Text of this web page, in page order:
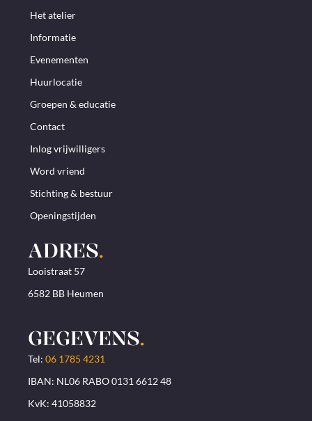
Het atelier
Informatie
Evenementen
Huurlocatie
Groepen & educatie
Contact
Inlog vrijwilligers
Word vriend
Stichting & bestuur
Openingstijden
ADRES.
Looistraat 57
6582 BB Heumen
GEGEVENS.
Tel: 06 1785 4231
IBAN: NL06 RABO 0131 6612 48
KvK: 41058832